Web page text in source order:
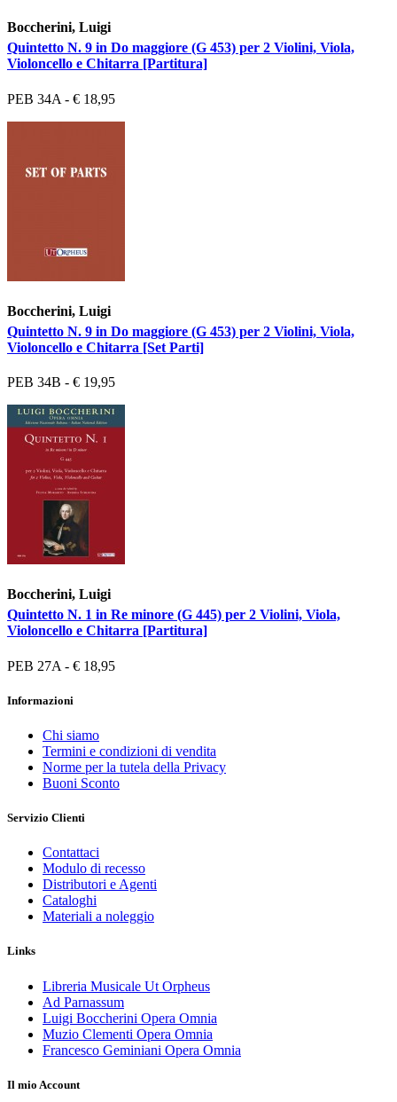
Boccherini, Luigi
Quintetto N. 9 in Do maggiore (G 453) per 2 Violini, Viola,
Violoncello e Chitarra [Partitura]
PEB 34A - € 18,95
Boccherini, Luigi
Quintetto N. 9 in Do maggiore (G 453) per 2 Violini, Viola,
Violoncello e Chitarra [Set Parti]
PEB 34B - € 19,95
Boccherini, Luigi
Quintetto N. 1 in Re minore (G 445) per 2 Violini, Viola,
Violoncello e Chitarra [Partitura]
PEB 27A - € 18,95
Informazioni
Chi siamo
Termini e condizioni di vendita
Norme per la tutela della Privacy
Buoni Sconto
Servizio Clienti
Contattaci
Modulo di recesso
Distributori e Agenti
Cataloghi
Materiali a noleggio
Links
Libreria Musicale Ut Orpheus
Ad Parnassum
Luigi Boccherini Opera Omnia
Muzio Clementi Opera Omnia
Francesco Geminiani Opera Omnia
Il mio Account